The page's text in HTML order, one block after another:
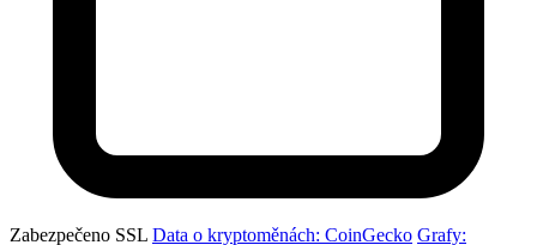
Zabezpečeno SSL Data o kryptoměnách: CoinGecko Grafy: